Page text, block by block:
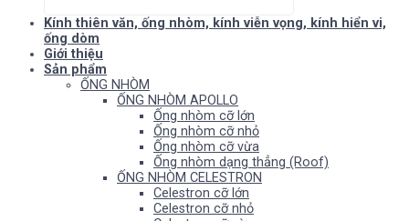
Kính thiên văn, ống nhòm, kính viễn vọng, kính hiển vi,
ống dòm
Giới thiệu
Sản phẩm
ỐNG NHÒM
ỐNG NHÒM APOLLO
Ống nhòm cỡ lớn
Ống nhòm cỡ nhỏ
Ống nhòm cỡ vừa
Ống nhòm dạng thẳng (Roof)
ỐNG NHÒM CELESTRON
Celestron cỡ lớn
Celestron cỡ nhỏ